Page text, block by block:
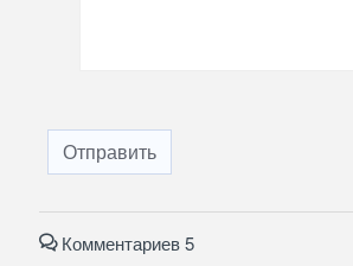
Отправить
Комментариев 5